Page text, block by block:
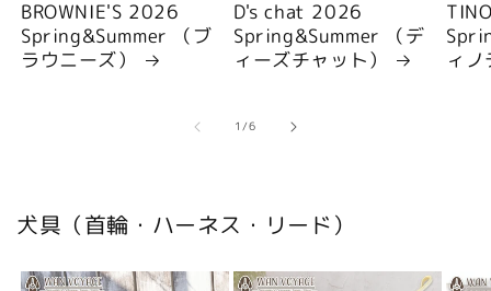
BROWNIE'S 2026
Spring&Summer （ブ
ラウニーズ）
D's chat 2026
Spring&Summer （デ
ィーズチャット）
ィ
1/の
6
犬具（首輪・ハーネス・リード）